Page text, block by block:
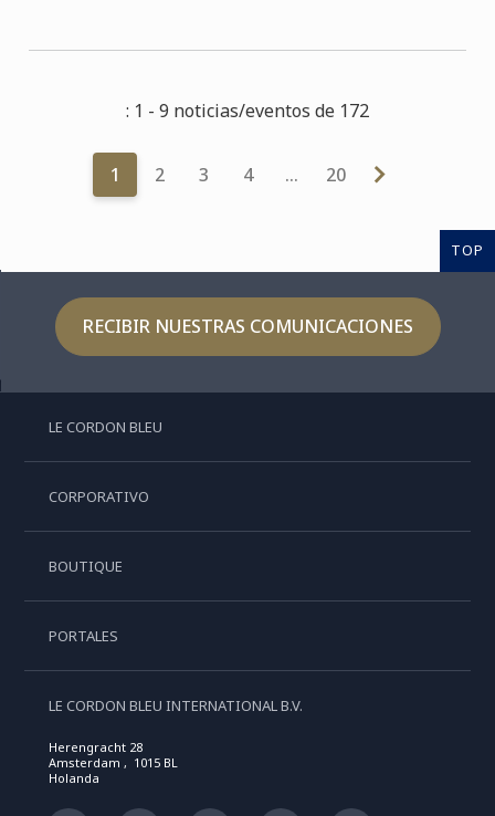
: 1 - 9 noticias/eventos de 172
1 2 3 4 … 20
TOP
RECIBIR NUESTRAS COMUNICACIONES
LE CORDON BLEU
CORPORATIVO
BOUTIQUE
PORTALES
LE CORDON BLEU INTERNATIONAL B.V.
Herengracht 28
Amsterdam , 1015 BL
Holanda